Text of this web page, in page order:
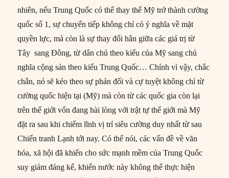
nhiên, nếu Trung Quốc có thể thay thế Mỹ trở thành cường
quốc số 1, sự chuyển tiếp không chỉ có ý nghĩa về mặt
quyền lực, mà còn là sự thay đổi hẳn giữa các giá trị từ
Tây sang Đông, từ dân chủ theo kiểu của Mỹ sang chủ
nghĩa cộng sản theo kiểu Trung Quốc… Chính vì vậy, chắc
chắn, nó sẽ kéo theo sự phản đối và cự tuyệt không chỉ từ
cường quốc hiện tại (Mỹ) mà còn từ các quốc gia còn lại
trên thế giới vốn đang hài lòng với trật tự thế giới mà Mỹ
đặt ra sau khi chiếm lĩnh vị trí siêu cường duy nhất từ sau
Chiến tranh Lạnh tới nay. Có thể nói, các vấn đề về văn
hóa, xã hội đã khiến cho sức mạnh mềm của Trung Quốc
suy giảm đáng kể, khiến nước này không thể thực hiện